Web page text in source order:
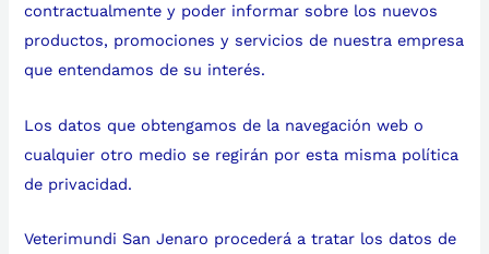
contractualmente y poder informar sobre los nuevos
productos, promociones y servicios de nuestra empresa
que entendamos de su interés.
Los datos que obtengamos de la navegación web o
cualquier otro medio se regirán por esta misma política
de privacidad.
Veterimundi San Jenaro procederá a tratar los datos de